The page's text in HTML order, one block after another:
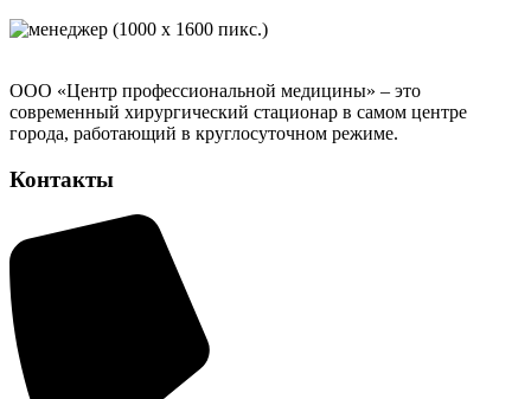
ООО «Центр профессиональной медицины» – это
современный хирургический стационар в самом центре
города, работающий в круглосуточном режиме.
Контакты